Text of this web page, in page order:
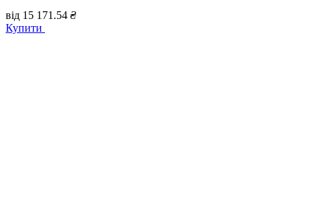
від 15 171.54 ₴
Купити